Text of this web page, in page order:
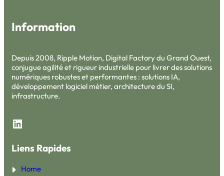
Information
Depuis 2008, Ripple Motion, Digital Factory du Grand Ouest,
conjugue agilité et rigueur industrielle pour livrer des solutions
numériques robustes et performantes : solutions IA,
développement logiciel métier, architecture du SI,
infrastructure.
LinkedIn
Liens Rapides
Home